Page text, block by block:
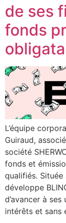
de ses
fonds
L’équipe
Guiraud,
société
fonds et
qualifiés. Située
développe
d’avancer à ses
intérêts et sans